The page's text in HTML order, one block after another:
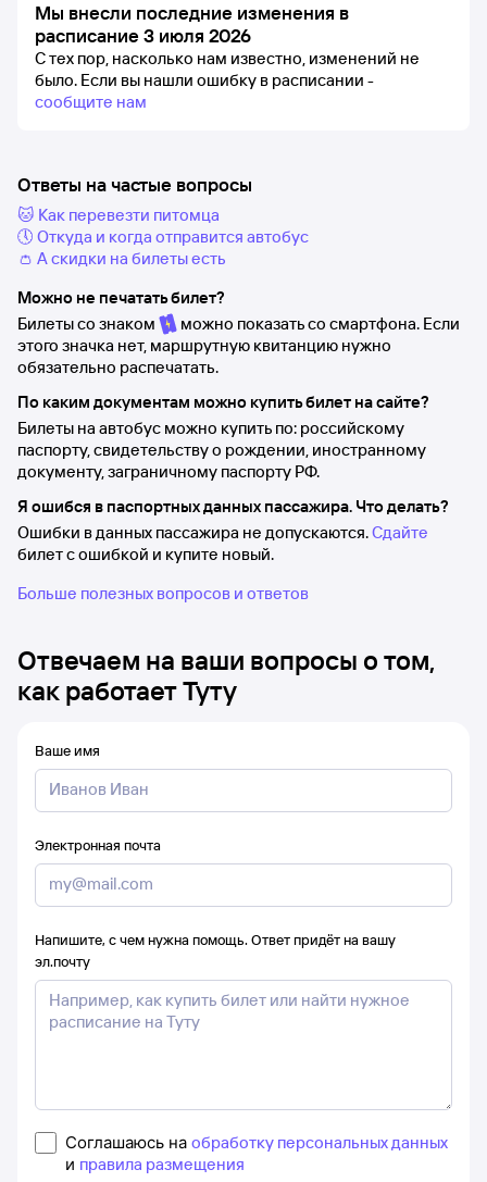
Мы внесли последние изменения в
расписание 3 июля 2026
С тех пор, насколько нам известно, изменений не
было. Если вы нашли ошибку в расписании -
сообщите нам
Ответы на частые вопросы
🐱 Как перевезти питомца
🕔 Откуда и когда отправится автобус
👛 А скидки на билеты есть
Можно не печатать билет?
Билеты со знаком
можно показать со смартфона. Если
этого значка нет, маршрутную квитанцию нужно
обязательно распечатать.
По каким документам можно купить билет на сайте?
Билеты на автобус можно купить по: российскому
паспорту, свидетельству о рождении, иностранному
документу, заграничному паспорту РФ.
Я ошибся в паспортных данных пассажира. Что делать?
Ошибки в данных пассажира не допускаются.Сдайте
билет с ошибкой и купите новый.
Больше полезных вопросов и ответов
Отвечаем на ваши вопросы о том,
как работает Туту
Ваше имя
Электронная почта
Напишите, с чем нужна помощь. Ответ придёт на вашу
эл.почту
Соглашаюсь на обработку персональных данных
и правила размещения